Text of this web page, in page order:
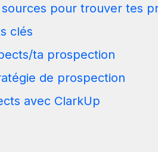
pour trouver tes
clés
ta prospection
de prospection
avec ClarkUp